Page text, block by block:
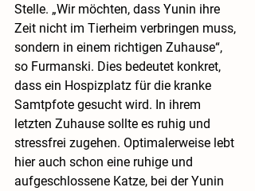
Stelle. „Wir möchten, dass Yunin ihre
Zeit nicht im Tierheim verbringen muss,
sondern in einem richtigen Zuhause“,
so Furmanski. Dies bedeutet konkret,
dass ein Hospizplatz für die kranke
Samtpfote gesucht wird. In ihrem
letzten Zuhause sollte es ruhig und
stressfrei zugehen. Optimalerweise lebt
hier auch schon eine ruhige und
aufgeschlossene Katze, bei der Yunin